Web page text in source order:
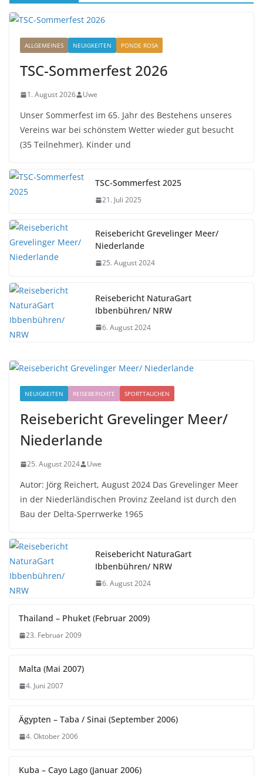
ALLGEMEINES NEUIGKEITEN PONDE ROSA
TSC-Sommerfest 2026
1. August 2026 Uwe
Unser Sommerfest im 65. Jahr des Bestehens unseres
Vereins war bei schönstem Wetter wieder gut besucht
(35 Teilnehmer). Kinder und
TSC-Sommerfest 2025
21. Juli 2025
Reisebericht Grevelinger Meer/
Niederlande
25. August 2024
Reisebericht NaturaGart
Ibbenbühren/ NRW
6. August 2024
NEUIGKEITEN REISEBERICHTE SPORTTAUCHEN
Reisebericht Grevelinger Meer/
Niederlande
25. August 2024 Uwe
Autor: Jörg Reichert, August 2024 Das Grevelinger Meer
in der Niederländischen Provinz Zeeland ist durch den
Bau der Delta-Sperrwerke 1965
Reisebericht NaturaGart
Ibbenbühren/ NRW
6. August 2024
Thailand – Phuket (Februar 2009)
23. Februar 2009
Malta (Mai 2007)
4. Juni 2007
Ägypten – Taba / Sinai (September 2006)
4. Oktober 2006
Kuba – Cayo Lago (Januar 2006)